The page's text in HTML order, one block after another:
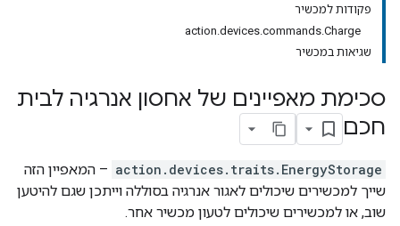
פקודות למכשיר
action.devices.commands.Charge
שגיאות במכשיר
סכימת מאפיינים של אחסון אנרגיה לבית
חכם
action.devices.traits.EnergyStorage – המאפיין הזה
שייך למכשירים שיכולים לאגור אנרגיה בסוללה וייתכן שגם להיטען
שוב, או למכשירים שיכולים לטעון מכשיר אחר.